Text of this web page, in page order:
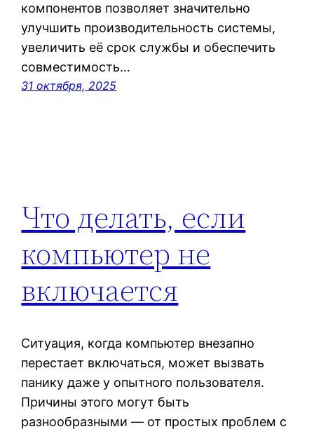
компонентов позволяет значительно
улучшить производительность системы,
увеличить её срок службы и обеспечить
совместимость…
31 октября, 2025
Что делать, если
компьютер не
включается
Ситуация, когда компьютер внезапно
перестает включаться, может вызвать
панику даже у опытного пользователя.
Причины этого могут быть
разнообразными — от простых проблем с